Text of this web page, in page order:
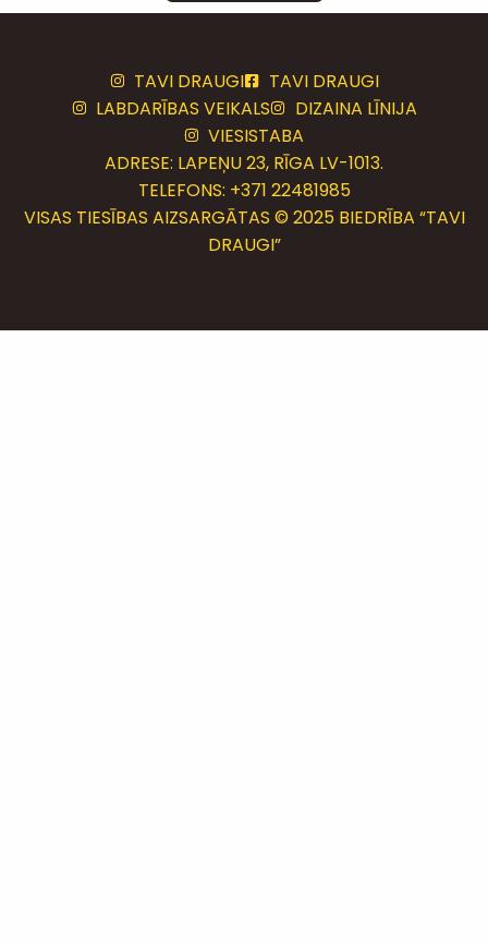
TAVI DRAUGI
TAVI DRAUGI
LABDARĪBAS VEIKALS
DIZAINA LĪNIJA
VIESISTABA
ADRESE: LAPEŅU 23, RĪGA LV-1013.
TELEFONS: +371 22481985
VISAS TIESĪBAS AIZSARGĀTAS © 2025 BIEDRĪBA “TAVI
DRAUGI”